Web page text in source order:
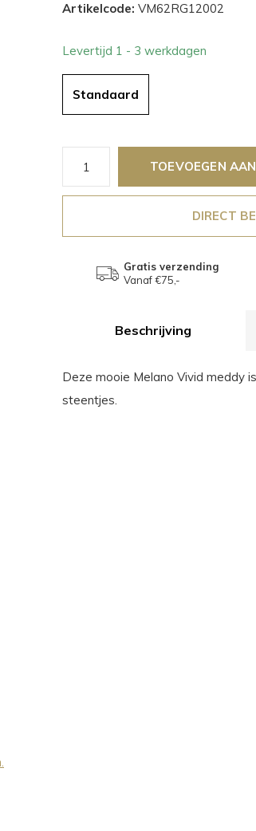
Artikelcode: VM62RG12002
Levertijd 1 - 3 werkdagen
Standaard
TOEVOEGEN
DIRECT
Gratis verzending
Vanaf €75,-
Beschrijving
Deze mooie Melano Vivid meddy
steentjes.